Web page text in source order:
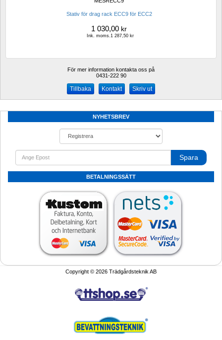
Stativ för drag rack ECC9 för ECC2
1 030,00 kr
Ink. moms.1 287,50 kr
För mer information kontakta oss på
0431-222 90
Kontakt Skriv ut
NYHETSBREV
Spara
BETALNINGSSÄTT
Copyright © 2026 Trädgårdsteknik AB